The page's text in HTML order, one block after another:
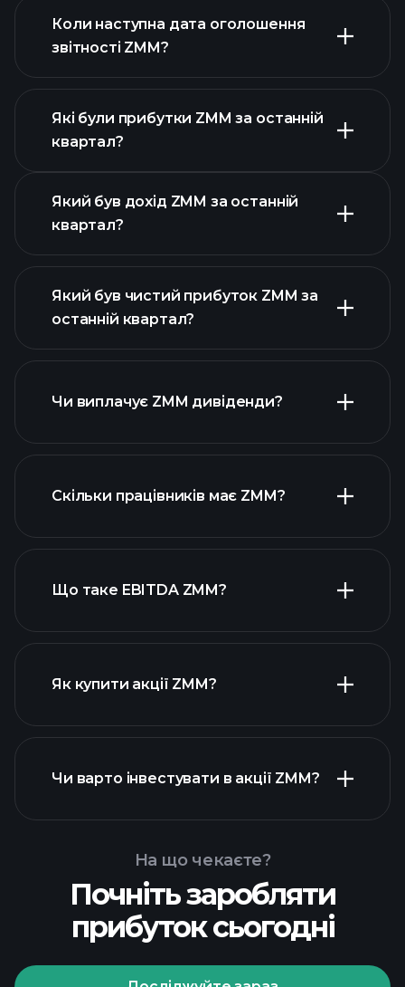
фінансовими звітами ZMM
Коли наступна дата оголошення
звітності ZMM?
Які були прибутки ZMM за останній
квартал?
прибутки ZMM
Який був дохід ZMM за останній
квартал?
фінансових звітах
Який був чистий прибуток ZMM за
останній квартал?
Чи виплачує ZMM дивіденди?
Скільки працівників має ZMM?
Що таке EBITDA ZMM?
фінансових звітах ZMM
Як купити акції ZMM?
Playtrade Tournaments
рекомендованого
брокера
Чи варто інвестувати в акції ZMM?
На що чекаєте?
Почніть заробляти
прибуток сьогодні